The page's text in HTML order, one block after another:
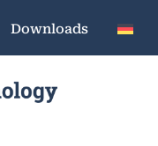
Downloads